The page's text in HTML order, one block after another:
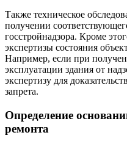
Также техническое
получении
госстройнадзора. Кроме
экспертизы состояния
Например, если при
эксплуатации здания от
экспертизу для
запрета.
Определение
ремонта